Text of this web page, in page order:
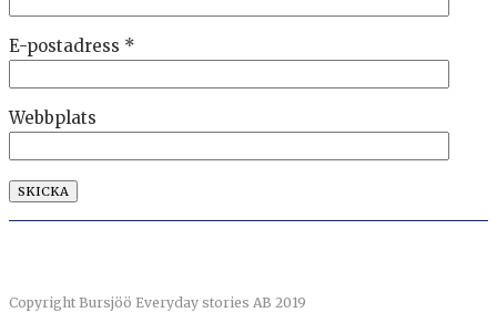
E-postadress *
Webbplats
Copyright Bursjöö Everyday stories AB 2019